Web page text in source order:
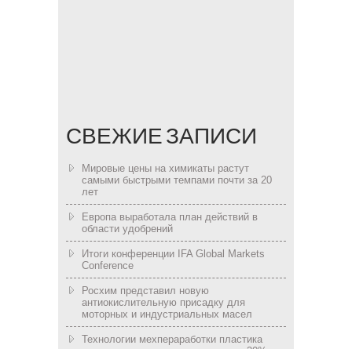
СВЕЖИЕ ЗАПИСИ
Мировые цены на химикаты растут
самыми быстрыми темпами почти за 20
лет
Европа выработала план действий в
области удобрений
Итоги конференции IFA Global Markets
Conference
Росхим представил новую
антиокислительную присадку для
моторных и индустриальных масел
Технологии мехпераработки пластика